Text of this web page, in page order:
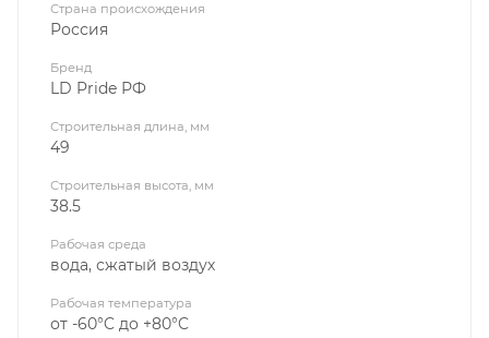
Страна происхождения
Россия
Бренд
LD Pride РФ
Строительная длина, мм
49
Строительная высота, мм
38.5
Рабочая среда
вода, сжатый воздух
Рабочая температура
от -60°C до +80°C